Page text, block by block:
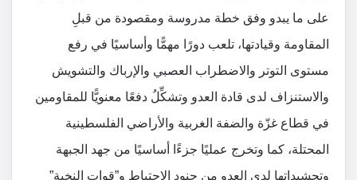
على ما يبدو وفق خطة مدروسة ومقصودة من قبلِ
المقاومة وقيادتها، تلعب دورًا مهمًّا وأساسيًا في رفع
مستوى التوتر والاضطراب العصبي والإرباك والتشويش
والاستنزاف لدى قادة العدو وتشكِّلُ دفعًا معنويًّا للمقاومين
في قطاع غزّة والضفة الغربية والأراضي الفلسطينية
المحتلة، كما وتخرج عمليًا جزءًا أساسيًا من جهد الجبهة
وتحشيداتها لدى العدو من جنود الاحتياط و”قوات النخبة”